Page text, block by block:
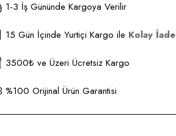
1-3 İş Gününde Kargoya Verilir
15 Gün İçinde Yurtiçi Kargo ile Kolay İade
3500₺ ve Üzeri Ücretsiz Kargo
%100 Orijinal Ürün Garantisi